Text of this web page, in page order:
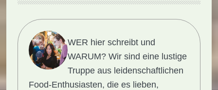
WER hier schreibt und
WARUM? Wir sind eine lustige
Truppe aus leidenschaftlichen
Food-Enthusiasten, die es lieben,